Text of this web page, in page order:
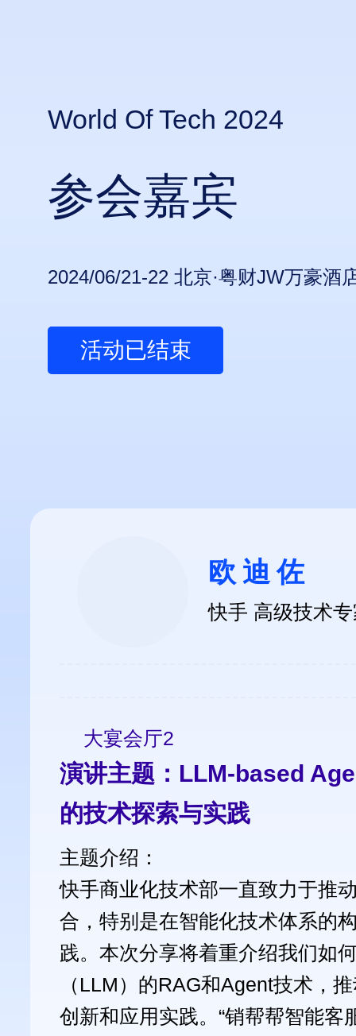
World Of Tech 2024
参会嘉宾
2024/06/21-22 北京·粤财JW万豪酒
活动已结束
欧迪佐
快手 高级技术
大宴会厅2
演讲主题：LLM-based
的技术探索与实践
主题介绍：
快手商业化技术部一直致力于推
合，特别是在智能化技术体系的
践。本次分享将着重介绍我们如
（LLM）的RAG和Agent技术，
创新和应用实践。“销帮帮智能客